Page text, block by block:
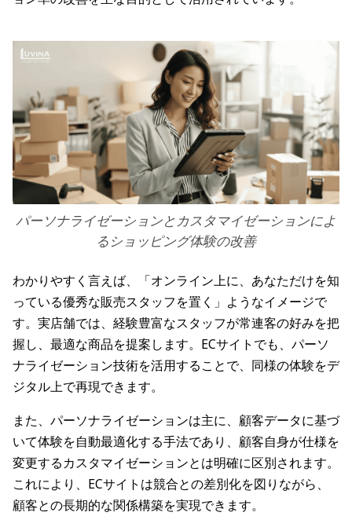
パーソナライゼーションとカスタマイゼーションによ
るショッピング体験の改善
わかりやすく言えば、「オンライン上に、あなただけを知
っている優秀な販売スタッフを置く」ようなイメージで
す。実店舗では、経験豊富なスタッフが常連客の好みを把
握し、最適な商品を提案します。ECサイトでも、パーソ
ナライゼーション技術を活用することで、同様の体験をデ
ジタル上で再現できます。
また、パーソナライゼーションは主に、顧客データに基づ
いて体験を自動最適化する手法であり、顧客自身が仕様を
変更するカスタマイゼーションとは明確に区別されます。
これにより、ECサイトは競合との差別化を図りながら、
顧客との長期的な関係構築を実現できます。